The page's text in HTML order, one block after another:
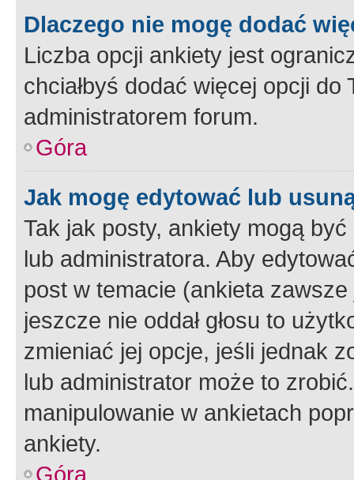
Dlaczego nie mogę dodać
Liczba opcji ankiety jest
chciałbyś dodać więcej opcji
administratorem forum.
Góra
Jak mogę edytować lub
Tak jak posty, ankiety mogą
lub administratora. Aby
post w temacie (ankieta
jeszcze nie oddał głosu to
zmieniać jej opcje, jeśli jednak
lub administrator może to
manipulowanie w ankietach
ankiety.
Góra